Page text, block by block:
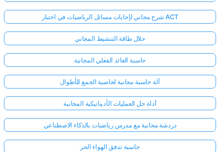
شرح مجاني لإجابات مسائل الرياضيات في اختبار ACT
حلال طاقة التنشيط المجاني
حاسبة العائد الفعلي المجانية
آلة حاسبة مجانية لخاصية الجمع للأطوال
أداة حل العمليات الأديباتيكية المجانية
دردشة مجانية مع مدرس رياضيات بالذكاء الاصطناعي
حاسبة تدفق الهواء الحر